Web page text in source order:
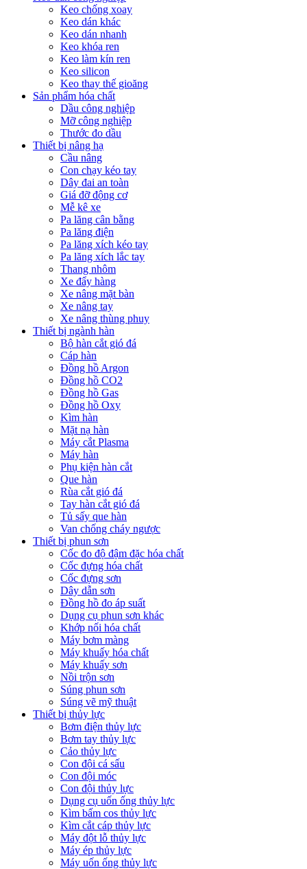
Keo chống xoay
Keo dán khác
Keo dán nhanh
Keo khóa ren
Keo làm kín ren
Keo silicon
Keo thay thế gioăng
Sản phẩm hóa chất
Dầu công nghiệp
Mỡ công nghiệp
Thước đo dầu
Thiết bị nâng hạ
Cầu nâng
Con chạy kéo tay
Dây đai an toàn
Giá đỡ động cơ
Mễ kê xe
Pa lăng cân bằng
Pa lăng điện
Pa lăng xích kéo tay
Pa lăng xích lắc tay
Thang nhôm
Xe đẩy hàng
Xe nâng mặt bàn
Xe nâng tay
Xe nâng thùng phuy
Thiết bị ngành hàn
Bộ hàn cắt gió đá
Cáp hàn
Đồng hồ Argon
Đồng hồ CO2
Đồng hồ Gas
Đồng hồ Oxy
Kìm hàn
Mặt nạ hàn
Máy cắt Plasma
Máy hàn
Phụ kiện hàn cắt
Que hàn
Rùa cắt gió đá
Tay hàn cắt gió đá
Tủ sấy que hàn
Van chống cháy ngược
Thiết bị phun sơn
Cốc đo độ đậm đặc hóa chất
Cốc đựng hóa chất
Cốc đựng sơn
Dây dẫn sơn
Đồng hồ đo áp suất
Dụng cụ phun sơn khác
Khớp nối hóa chất
Máy bơm màng
Máy khuấy hóa chất
Máy khuấy sơn
Nồi trộn sơn
Súng phun sơn
Súng vẽ mỹ thuật
Thiết bị thủy lực
Bơm điện thủy lực
Bơm tay thủy lực
Cảo thủy lực
Con đội cá sấu
Con đội móc
Con đội thủy lực
Dụng cụ uốn ống thủy lực
Kìm bấm cos thủy lực
Kìm cắt cáp thủy lực
Máy đột lỗ thủy lực
Máy ép thủy lực
Máy uốn ống thủy lực